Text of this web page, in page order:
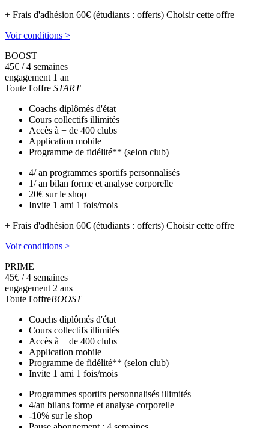
+ Frais d'adhésion 60€ (étudiants : offerts) Choisir cette offre
Voir conditions >
BOOST
45€ / 4 semaines
engagement 1 an
Toute l'offre START
Coachs diplômés d'état
Cours collectifs illimités
Accès à + de 400 clubs
Application mobile
Programme de fidélité** (selon club)
4/ an programmes sportifs personnalisés
1/ an bilan forme et analyse corporelle
20€ sur le shop
Invite 1 ami 1 fois/mois
+ Frais d'adhésion 60€ (étudiants : offerts) Choisir cette offre
Voir conditions >
PRIME
45€ / 4 semaines
engagement 2 ans
Toute l'offreBOOST
Coachs diplômés d'état
Cours collectifs illimités
Accès à + de 400 clubs
Application mobile
Programme de fidélité** (selon club)
Invite 1 ami 1 fois/mois
Programmes sportifs personnalisés illimités
4/an bilans forme et analyse corporelle
-10% sur le shop